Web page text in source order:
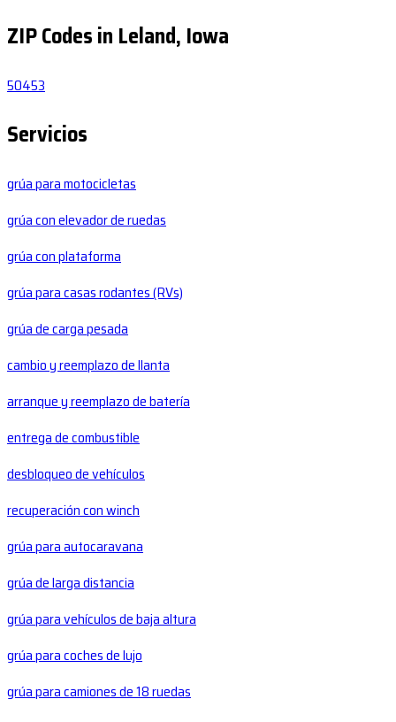
ZIP Codes in Leland, Iowa
50453
Servicios
grúa para motocicletas
grúa con elevador de ruedas
grúa con plataforma
grúa para casas rodantes (RVs)
grúa de carga pesada
cambio y reemplazo de llanta
arranque y reemplazo de batería
entrega de combustible
desbloqueo de vehículos
recuperación con winch
grúa para autocaravana
grúa de larga distancia
grúa para vehículos de baja altura
grúa para coches de lujo
grúa para camiones de 18 ruedas